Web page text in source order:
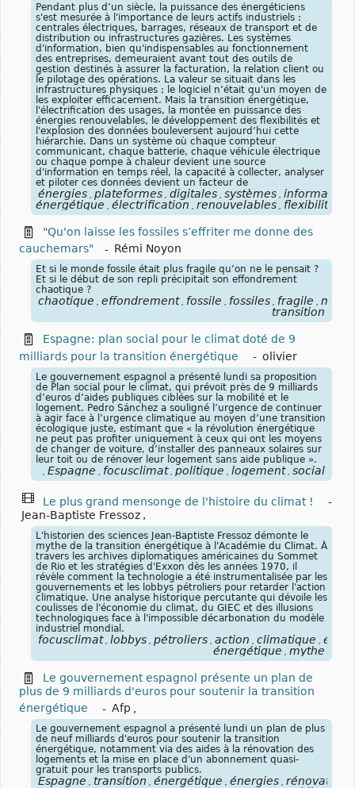
Pendant plus d’un siècle, la puissance des énergéticiens
s'est mesurée à l'importance de leurs actifs industriels :
centrales électriques, barrages, réseaux de transport et de
distribution ou infrastructures gazières. Les systèmes
d'information, bien qu'indispensables au fonctionnement
des entreprises, demeuraient avant tout des outils de
gestion destinés à assurer la facturation, la relation client ou
le pilotage des opérations. La valeur se situait dans les
infrastructures physiques ; le logiciel n’était qu'un moyen de
les exploiter efficacement. Mais la transition énergétique,
l'électrification des usages, la montée en puissance des
énergies renouvelables, le développement des flexibilités et
l'explosion des données bouleversent aujourd’hui cette
hiérarchie. Dans un système où chaque compteur
communicant, chaque batterie, chaque véhicule électrique
ou chaque pompe à chaleur devient une source
d'information en temps réel, la capacité à collecter, analyser
et piloter ces données devient un facteur de
énergies plateformes digitales systèmes information
énergétique électrification renouvelables flexibilités
"Qu'on laisse les fossiles s’effriter me donne des
cauchemars"
- Rémi Noyon
Et si le monde fossile était plus fragile qu’on ne le pensait ?
Et si le début de son repli précipitait son effondrement
chaotique ?
chaotique , effondrement , fossile , fossiles , fragile ,
transition
Espagne: plan social pour le climat doté de 9
milliards pour la transition énergétique
- olivier
Le gouvernement espagnol a présenté lundi sa proposition
de Plan social pour le climat, qui prévoit près de 9 milliards
d’euros d’aides publiques ciblées sur la mobilité et le
logement. Pedro Sánchez a souligné l’urgence de continuer
à agir face à l’urgence climatique au moyen d’une transition
écologique juste, estimant que « la révolution énergétique
ne peut pas profiter uniquement à ceux qui ont les moyens
de changer de voiture, d’installer des panneaux solaires sur
leur toit ou de rénover leur logement sans aide publique ».
Espagne focusclimat politique logement social
Le plus grand mensonge de l'histoire du climat !
-
Jean-Baptiste Fressoz ,
L'historien des sciences Jean-Baptiste Fressoz démonte le
mythe de la transition énergétique à l'Académie du Climat. À
travers les archives diplomatiques américaines du Sommet
de Rio et les stratégies d'Exxon dès les années 1970, il
révèle comment la technologie a été instrumentalisée par les
gouvernements et les lobbys pétroliers pour retarder l'action
climatique. Une analyse historique percutante qui dévoile les
coulisses de l'économie du climat, du GIEC et des illusions
technologiques face à l'impossible décarbonation du modèle
industriel mondial.
focusclimat lobbys pétroliers action climatique
énergétique
mythe
Le gouvernement espagnol présente un plan de
plus de 9 milliards d'euros pour soutenir la transition
énergétique
- Afp ,
Le gouvernement espagnol a présenté lundi un plan de plus
de neuf milliards d'euros pour soutenir la transition
énergétique, notamment via des aides à la rénovation des
logements et la mise en place d'un abonnement quasi-
gratuit pour les transports publics.
Espagne , transition , énergétique , énergies , rénovation